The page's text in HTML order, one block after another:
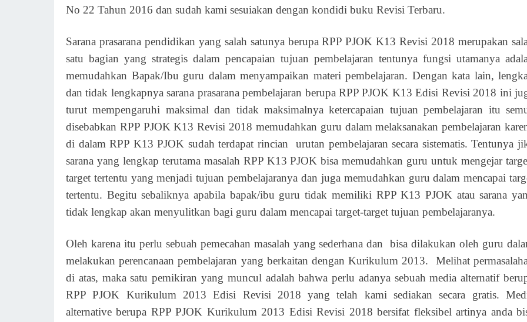
No 22 Tahun 2016 dan sudah kami sesuiakan dengan kondidi buku Revisi Terbaru.
Sarana prasarana pendidikan yang salah satunya berupa RPP PJOK K13 Revisi 2018 merupakan
satu bagian yang strategis dalam pencapaian tujuan pembelajaran tentunya fungsi utamanya
memudahkan Bapak/Ibu guru dalam menyampaikan materi pembelajaran. Dengan kata lain,
dan tidak lengkapnya sarana prasarana pembelajaran berupa RPP PJOK K13 Edisi Revisi 2018 ini
turut mempengaruhi maksimal dan tidak maksimalnya ketercapaian tujuan pembelajaran itu
disebabkan RPP PJOK K13 Revisi 2018 memudahkan guru dalam melaksanakan pembelajaran
di dalam RPP K13 PJOK sudah terdapat rincian urutan pembelajaran secara sistematis. Tentunya
sarana yang lengkap terutama masalah RPP K13 PJOK bisa memudahkan guru untuk mengejar
target tertentu yang menjadi tujuan pembelajaranya dan juga memudahkan guru dalam mencapai
tertentu. Begitu sebaliknya apabila bapak/ibu guru tidak memiliki RPP K13 PJOK atau sarana
tidak lengkap akan menyulitkan bagi guru dalam mencapai target-target tujuan pembelajaranya.
Oleh karena itu perlu sebuah pemecahan masalah yang sederhana dan bisa dilakukan oleh guru
melakukan perencanaan pembelajaran yang berkaitan dengan Kurikulum 2013. Melihat
di atas, maka satu pemikiran yang muncul adalah bahwa perlu adanya sebuah media alternatif
RPP PJOK Kurikulum 2013 Edisi Revisi 2018 yang telah kami sediakan secara gratis.
alternative berupa RPP PJOK Kurikulum 2013 Edisi Revisi 2018 bersifat fleksibel artinya anda